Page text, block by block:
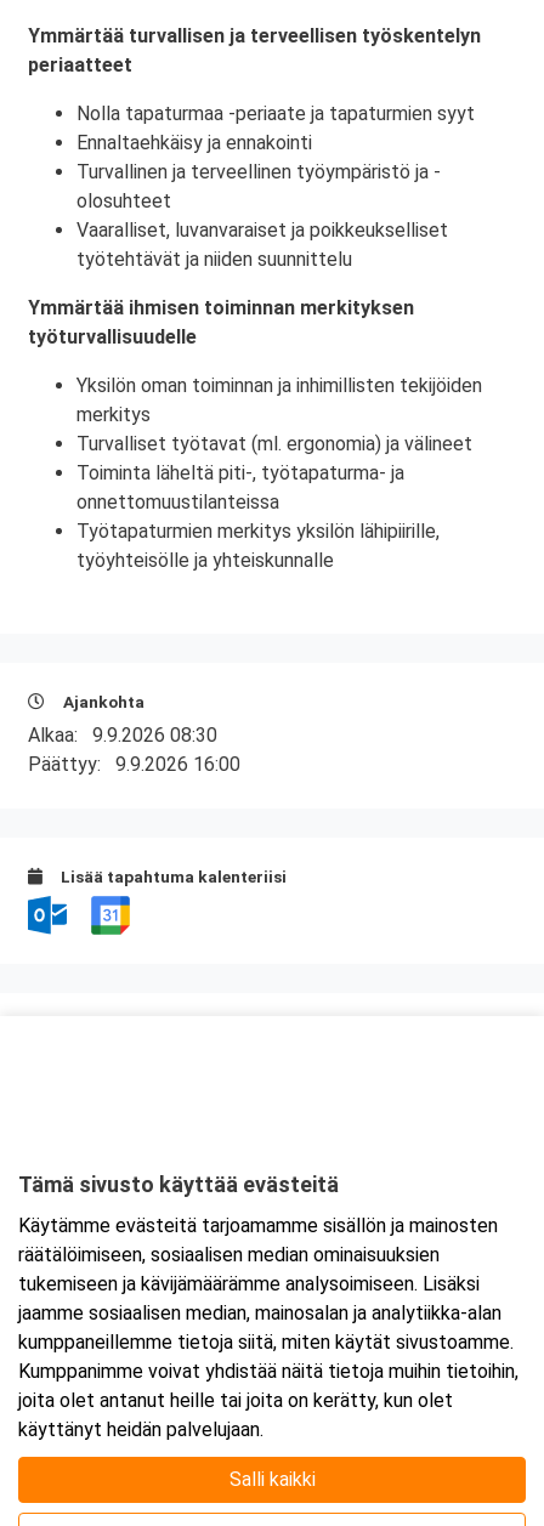
Ymmärtää turvallisen ja terveellisen työskentelyn
periaatteet
Nolla tapaturmaa -periaate ja tapaturmien syyt
Ennaltaehkäisy ja ennakointi
Turvallinen ja terveellinen työympäristö ja -
olosuhteet
Vaaralliset, luvanvaraiset ja poikkeukselliset
työtehtävät ja niiden suunnittelu
Ymmärtää ihmisen toiminnan merkityksen
työturvallisuudelle
Yksilön oman toiminnan ja inhimillisten tekijöiden
merkitys
Turvalliset työtavat (ml. ergonomia) ja välineet
Toiminta läheltä piti-, työtapaturma- ja
onnettomuustilanteissa
Työtapaturmien merkitys yksilön lähipiirille,
työyhteisölle ja yhteiskunnalle
Ajankohta
Alkaa: 9.9.2026 08:30
Päättyy: 9.9.2026 16:00
Lisää tapahtuma kalenteriisi
Tarkempi kartta ja ajo-ohjeet
Tämä sivusto käyttää evästeitä
Käytämme evästeitä tarjoamamme sisällön ja mainosten
räätälöimiseen, sosiaalisen median ominaisuuksien
tukemiseen ja kävijämäärämme analysoimiseen. Lisäksi
jaamme sosiaalisen median, mainosalan ja analytiikka-alan
kumppaneillemme tietoja siitä, miten käytät sivustoamme.
Kumppanimme voivat yhdistää näitä tietoja muihin tietoihin,
joita olet antanut heille tai joita on kerätty, kun olet
käyttänyt heidän palvelujaan.
Salli kaikki